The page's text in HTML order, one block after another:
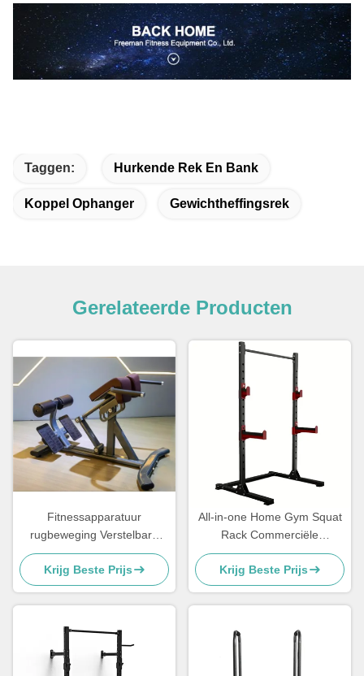
Taggen: Hurkende Rek En Bank
Koppel Ophanger Gewichtheffingsrek
Gerelateerde Producten
Fitnessapparatuur
rugbeweging Verstelbare
rugverlenging Romeinse
stoel
Krijg Beste Prijs
All-in-one Home Gym Squat
Rack Commerciële
fitnessapparatuur Plaat
geladen machines
Krijg Beste Prijs